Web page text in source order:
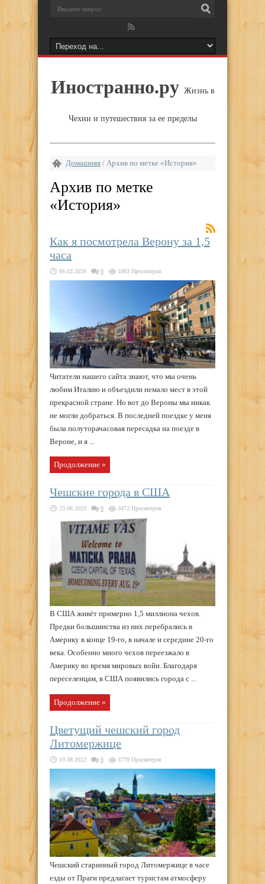
Иностранно.ру Жизнь в
Чехии и путешествия за ее пределы
Домашняя / Архив по метке «История»
Архив по метке
«История»
Как я посмотрела Верону за 1,5
часа
06.02.2026 0 1003 Просмотров
Читатели нашего сайта знают, что мы очень
любим Италию и объездили немало мест в этой
прекрасной стране. Но вот до Вероны мы никак
не могли добраться. В последней поездке у меня
была полуторачасовая пересадка на поезде в
Вероне, и я ...
Продолжение »
Чешские города в США
23.08.2022 0 3472 Просмотров
В США живёт примерно 1,5 миллиона чехов.
Предки большинства из них перебрались в
Америку в конце 19-го, в начале и середине 20-го
века. Особенно много чехов переезжало в
Америку во время мировых войн. Благодаря
переселенцам, в США появились города с ...
Продолжение »
Цветущий чешский город
Литомержице
19.08.2022 0 3779 Просмотров
Чешский старинный город Литомержице в часе
езды от Праги предлагает туристам атмосферу